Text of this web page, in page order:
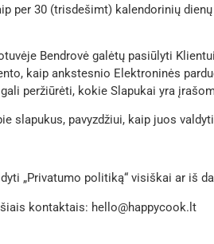
per 30 (trisdešimt) kalendorinių
Bendrovė galėtų pasiūlyti
kaip ankstesnio Elektroninės
peržiūrėti, kokie Slapukai yra
slapukus, pavyzdžiui, kaip juos
„Privatumo politiką“ visiškai ar iš
kontaktais: hello@happycook.lt